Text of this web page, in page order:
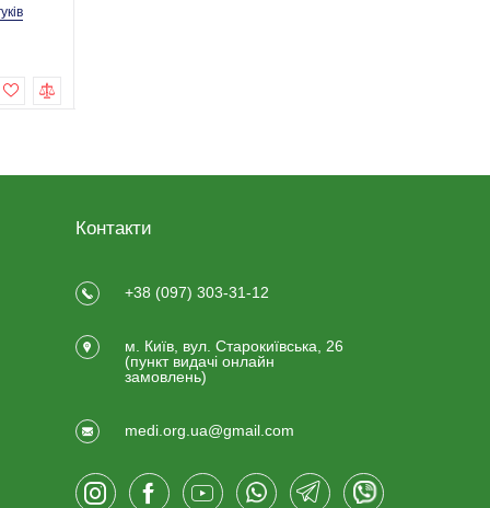
Контакти
+38 (097) 303-31-12
м. Київ, вул. Старокиївська, 26
(пункт видачi онлайн
замовлень)
medi.org.ua@gmail.com